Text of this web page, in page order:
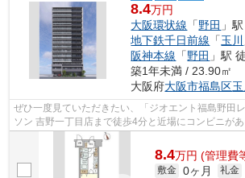
8.4万円
大阪環状線 「野田 」
地下鉄千日前線 「玉川
阪神本線 「野田 」駅
築1年未満 / 23.90㎡
大阪府大阪市福島区玉
ぜひ一度見ていただきたい、「ジオエント福島野田
ソン 吉野一丁目店まで徒歩4分と近場にコンビニが
部には敷地内ごみ置き場・エレベータ...
8.4万円 (管理費
敷金 0ヶ月 礼金